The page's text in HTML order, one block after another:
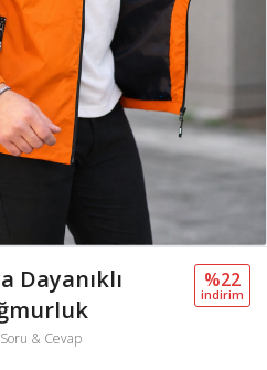
Dayanıklı
& Cevap
%22
i̇ndi̇ri̇m